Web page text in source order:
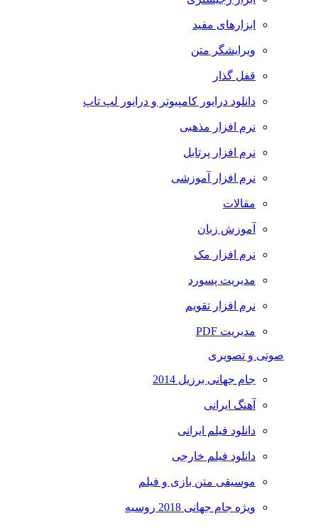
ابزارهای مفید
ویرایشگر متن
قفل گذار
دانلود درایور کامپیوتر و درایور لپ تاپ
نرم افزار مذهبی
نرم افزار پرتابل
نرم افزار آموزشی
مقالات
آموزش زبان
نرم افزار مک
مدیریت پسورد
نرم افزار تقویم
مدیریت PDF
صوتی و تصویری
جام جهانی برزیل 2014
آهنگ ایرانی
دانلود فیلم ایرانی
دانلود فیلم خارجی
موسیقی متن بازی و فیلم
ویژه جام جهانی 2018 روسیه